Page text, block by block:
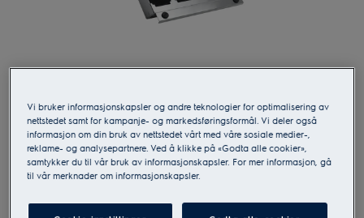
SUPCHARCE2
OdourClean Pro Carbon Filter
Vi bruker informasjonskapsler og andre teknologier for optimalisering av
nettstedet samt for kampanje- og markedsføringsformål. Vi deler også
informasjon om din bruk av nettstedet vårt med våre sosiale medier-,
reklame- og analysepartnere. Ved å klikke på «Godta alle cookier»,
samtykker du til vår bruk av informasjonskapsler. For mer informasjon, gå
til vår merknader om informasjonskapsler.